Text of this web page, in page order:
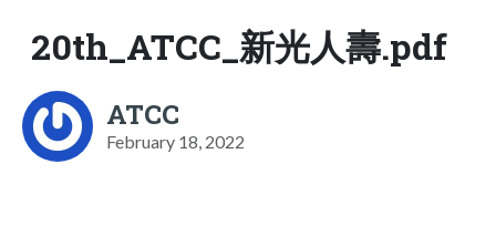
20th_ATCC_新光人壽.pdf
ATCC
February 18, 2022